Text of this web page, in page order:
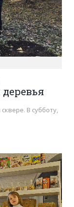
В субботу,